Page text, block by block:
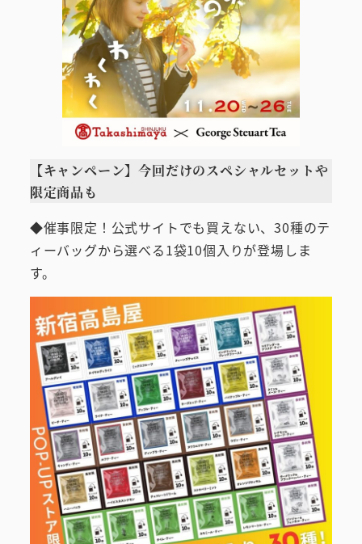
【キャンペーン】今回だけのスペシャルセットや
限定商品も
◆催事限定！公式サイトでも買えない、30種のテ
ィーバッグから選べる1袋10個入りが登場しま
す。